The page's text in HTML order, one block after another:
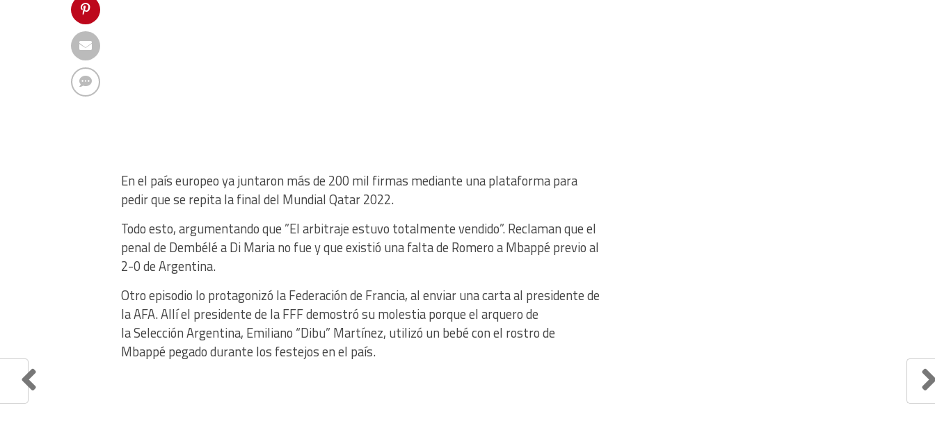
En el país europeo ya juntaron más de 200 mil firmas mediante una plataforma para
pedir que se repita la final del Mundial Qatar 2022.
Todo esto, argumentando que ”El arbitraje estuvo totalmente vendido”. Reclaman que el
penal de Dembélé a Di Maria no fue y que existió una falta de Romero a Mbappé previo al
2-0 de Argentina.
Otro episodio lo protagonizó la Federación de Francia, al enviar una carta al presidente de
la AFA. Allí el presidente de la FFF demostró su molestia porque el arquero de
la Selección Argentina, Emiliano “Dibu” Martínez, utilizó un bebé con el rostro de
Mbappé pegado durante los festejos en el país.